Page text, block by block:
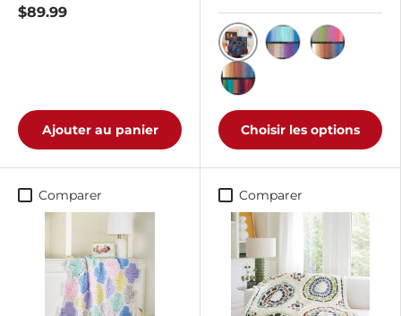
$89.99
Ajouter au panier
Coucher de soleil/
Choisir les options
Comparer Comparer